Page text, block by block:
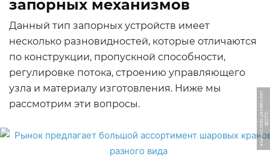
запорных механизмов
Данный тип запорных устройств имеет
несколько разновидностей, которые отличаются
по конструкции, пропускной способности,
регулировке потока, строению управляющего
узла и материалу изготовления. Ниже мы
рассмотрим эти вопросы.
Ф
О
Т
О:
a
v
a
t
a
r
s.
m
d
s.
y
a
n
d
e
x.
n
e
t